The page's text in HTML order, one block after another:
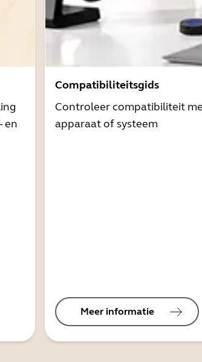
en
Compatibiliteitsgids
Controleer compatibiliteit
apparaat of systeem
Meer informatie